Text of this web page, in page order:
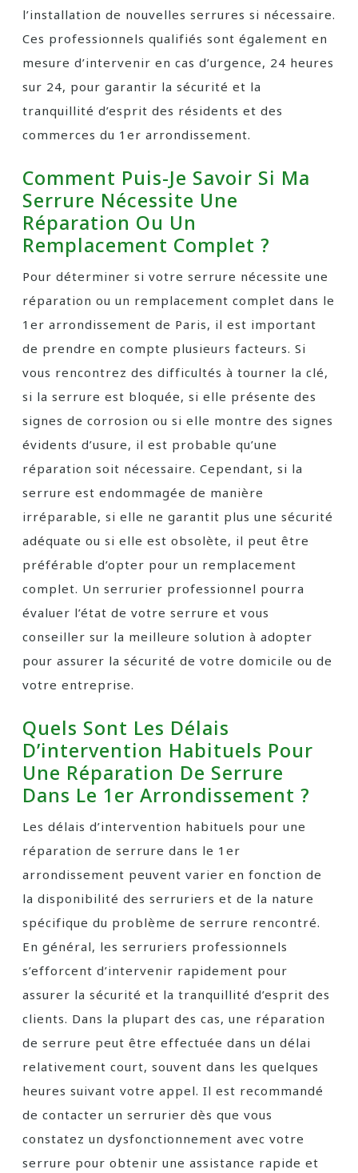
l’installation de nouvelles serrures si nécessaire.
Ces professionnels qualifiés sont également en
mesure d’intervenir en cas d’urgence, 24 heures
sur 24, pour garantir la sécurité et la
tranquillité d’esprit des résidents et des
commerces du 1er arrondissement.
Comment Puis-Je Savoir Si Ma
Serrure Nécessite Une
Réparation Ou Un
Remplacement Complet ?
Pour déterminer si votre serrure nécessite une
réparation ou un remplacement complet dans le
1er arrondissement de Paris, il est important
de prendre en compte plusieurs facteurs. Si
vous rencontrez des difficultés à tourner la clé,
si la serrure est bloquée, si elle présente des
signes de corrosion ou si elle montre des signes
évidents d’usure, il est probable qu’une
réparation soit nécessaire. Cependant, si la
serrure est endommagée de manière
irréparable, si elle ne garantit plus une sécurité
adéquate ou si elle est obsolète, il peut être
préférable d’opter pour un remplacement
complet. Un serrurier professionnel pourra
évaluer l’état de votre serrure et vous
conseiller sur la meilleure solution à adopter
pour assurer la sécurité de votre domicile ou de
votre entreprise.
Quels Sont Les Délais
D’intervention Habituels Pour
Une Réparation De Serrure
Dans Le 1er Arrondissement ?
Les délais d’intervention habituels pour une
réparation de serrure dans le 1er
arrondissement peuvent varier en fonction de
la disponibilité des serruriers et de la nature
spécifique du problème de serrure rencontré.
En général, les serruriers professionnels
s’efforcent d’intervenir rapidement pour
assurer la sécurité et la tranquillité d’esprit des
clients. Dans la plupart des cas, une réparation
de serrure peut être effectuée dans un délai
relativement court, souvent dans les quelques
heures suivant votre appel. Il est recommandé
de contacter un serrurier dès que vous
constatez un dysfonctionnement avec votre
serrure pour obtenir une assistance rapide et